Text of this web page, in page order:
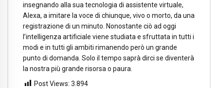
insegnando alla sua tecnologia di assistente virtuale,
Alexa, a imitare la voce di chiunque, vivo o morto, da una
registrazione di un minuto. Nonostante ciò ad oggi
l’intelligenza artificiale viene studiata e sfruttata in tutti i
modi e in tutti gli ambiti rimanendo però un grande
punto di domanda. Solo il tempo saprà dirci se diventerà
la nostra più grande risorsa o paura.
Post Views: 3.894